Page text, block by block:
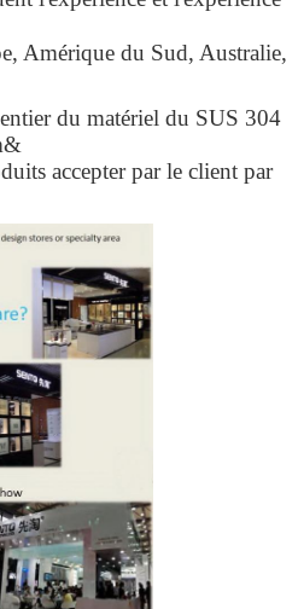
SOUMETTRE
Amérique du Sud, Australie,
du matériel du SUS 304
accepter par le client par